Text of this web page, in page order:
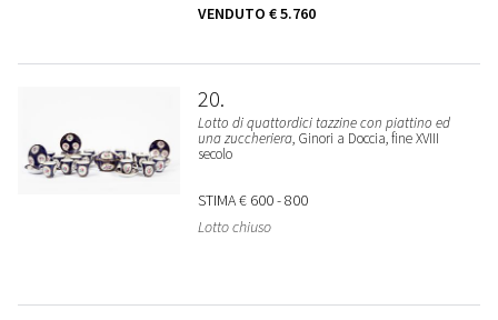
VENDUTO € 5.760
20
Lotto di quattordici tazzine con piattino ed
una zuccheriera, Ginori a Doccia, fine XVIII
secolo
STIMA€ 600 - 800
Lotto chiuso